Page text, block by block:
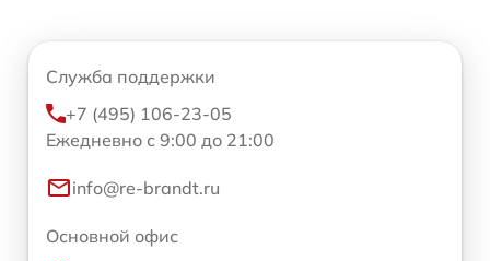
Служба поддержки
+7 (495) 106-23-05
Ежедневно с 9:00 до 21:00
info@re-brandt.ru
Основной офис